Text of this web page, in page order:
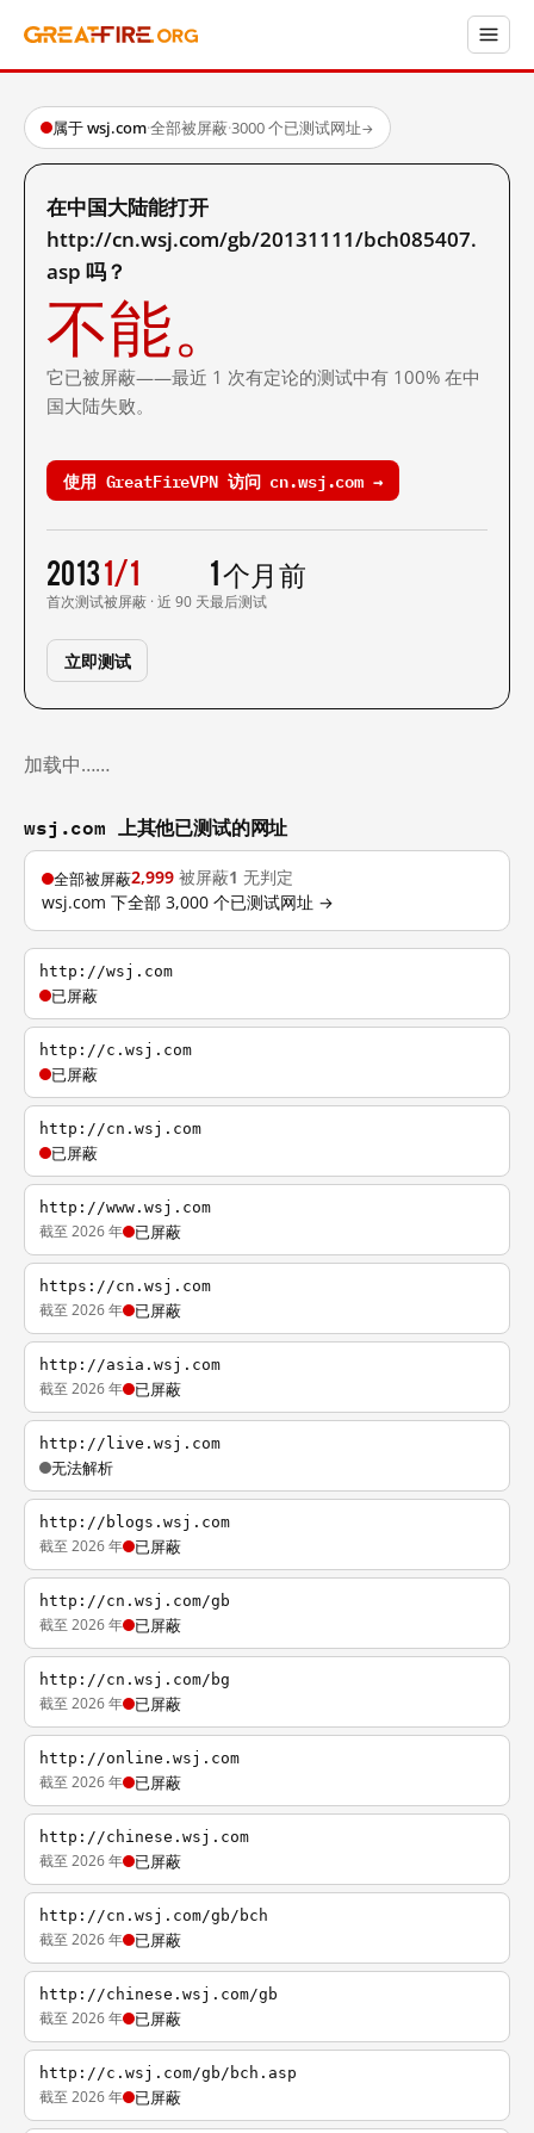
属于 wsj.com·全部被屏蔽·3000 个已测试网址→
在中国大陆能打开
http://cn.wsj.com/gb/20131111/bch085407.
asp 吗？
不能。
它已被屏蔽——最近 1 次有定论的测试中有 100% 在中
国大陆失败。
使用 GreatFireVPN 访问 cn.wsj.com →
2013
首次测试
1/1
被屏蔽 · 近 90 天
1 个月前
最后测试
立即测试
加载中……
wsj.com 上其他已测试的网址
全部被屏蔽2,999 被屏蔽1 无判定
wsj.com 下全部 3,000 个已测试网址 →
http://wsj.com
已屏蔽
http://c.wsj.com
已屏蔽
http://cn.wsj.com
已屏蔽
http://www.wsj.com
截至 2026 年 已屏蔽
https://cn.wsj.com
截至 2026 年 已屏蔽
http://asia.wsj.com
截至 2026 年 已屏蔽
http://live.wsj.com
无法解析
http://blogs.wsj.com
截至 2026 年 已屏蔽
http://cn.wsj.com/gb
截至 2026 年 已屏蔽
http://cn.wsj.com/bg
截至 2026 年 已屏蔽
http://online.wsj.com
截至 2026 年 已屏蔽
http://chinese.wsj.com
截至 2026 年 已屏蔽
http://cn.wsj.com/gb/bch
截至 2026 年 已屏蔽
http://chinese.wsj.com/gb
截至 2026 年 已屏蔽
http://c.wsj.com/gb/bch.asp
截至 2026 年 已屏蔽